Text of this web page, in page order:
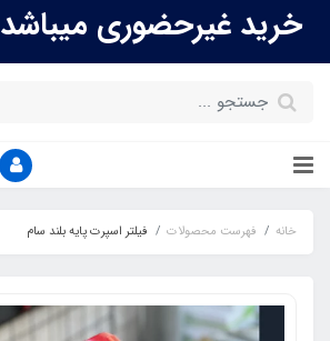
خرید غیرحضوری میباشد
خانه فهرست محصولات فیلتر اسپرت پایه بلند سام